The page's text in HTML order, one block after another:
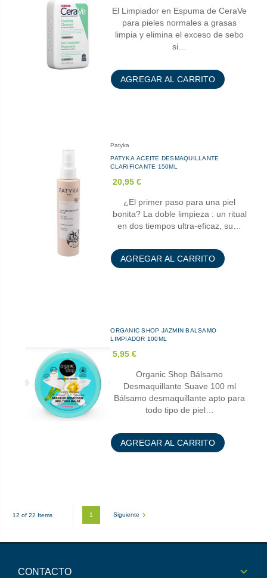
El Limpiador en Espuma de CeraVe
para pieles normales a grasas
limpia y elimina el exceso de sebo
si…
AGREGAR AL CARRITO
Patyka
PATYKA ACEITE DESMAQUILLANTE
CLARIFICANTE 150ML
20,95 €
¿El primer paso para una piel
bonita? La doble limpieza : un ritual
en dos tiempos ultra-eficaz, su…
AGREGAR AL CARRITO
ORGANIC SHOP JAZMIN BALSAMO
LIMPIADOR 100ML
5,95 €
Organic Shop Bálsamo
Desmaquillante Suave 100 ml
Bálsamo desmaquillante apto para
todo tipo de piel…
AGREGAR AL CARRITO
12 of 22 Items 1 Siguiente
CONTACTO